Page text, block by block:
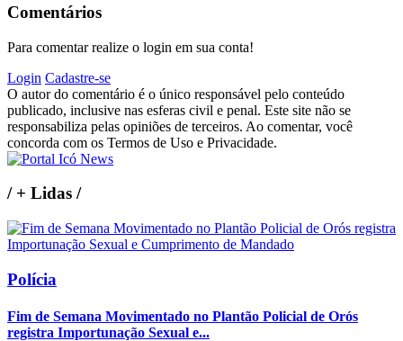
Comentários
Para comentar realize o login em sua conta!
Login Cadastre-se
O autor do comentário é o único responsável pelo conteúdo
publicado, inclusive nas esferas civil e penal. Este site não se
responsabiliza pelas opiniões de terceiros. Ao comentar, você
concorda com os Termos de Uso e Privacidade.
/+ Lidas /
Polícia
Fim de Semana Movimentado no Plantão Policial de Orós
registra Importunação Sexual e...